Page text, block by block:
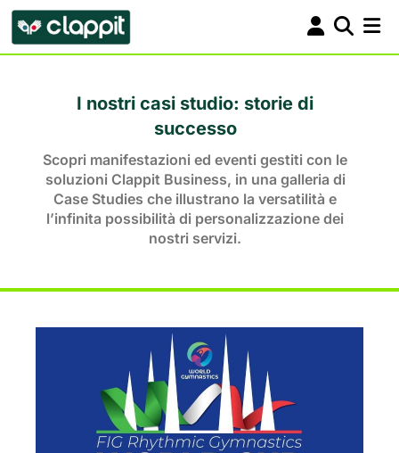
I nostri casi studio: storie di
successo
Scopri manifestazioni ed eventi gestiti con le
soluzioni Clappit Business, in una galleria di
Case Studies che illustrano la versatilità e
l’infinita possibilità di personalizzazione dei
nostri servizi.